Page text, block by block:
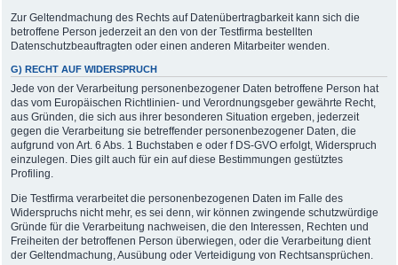
Zur Geltendmachung des Rechts auf Datenübertragbarkeit kann sich die
betroffene Person jederzeit an den von der Testfirma bestellten
Datenschutzbeauftragten oder einen anderen Mitarbeiter wenden.
G) RECHT AUF WIDERSPRUCH
Jede von der Verarbeitung personenbezogener Daten betroffene Person hat
das vom Europäischen Richtlinien- und Verordnungsgeber gewährte Recht,
aus Gründen, die sich aus ihrer besonderen Situation ergeben, jederzeit
gegen die Verarbeitung sie betreffender personenbezogener Daten, die
aufgrund von Art. 6 Abs. 1 Buchstaben e oder f DS-GVO erfolgt, Widerspruch
einzulegen. Dies gilt auch für ein auf diese Bestimmungen gestütztes
Profiling.
Die Testfirma verarbeitet die personenbezogenen Daten im Falle des
Widerspruchs nicht mehr, es sei denn, wir können zwingende schutzwürdige
Gründe für die Verarbeitung nachweisen, die den Interessen, Rechten und
Freiheiten der betroffenen Person überwiegen, oder die Verarbeitung dient
der Geltendmachung, Ausübung oder Verteidigung von Rechtsansprüchen.